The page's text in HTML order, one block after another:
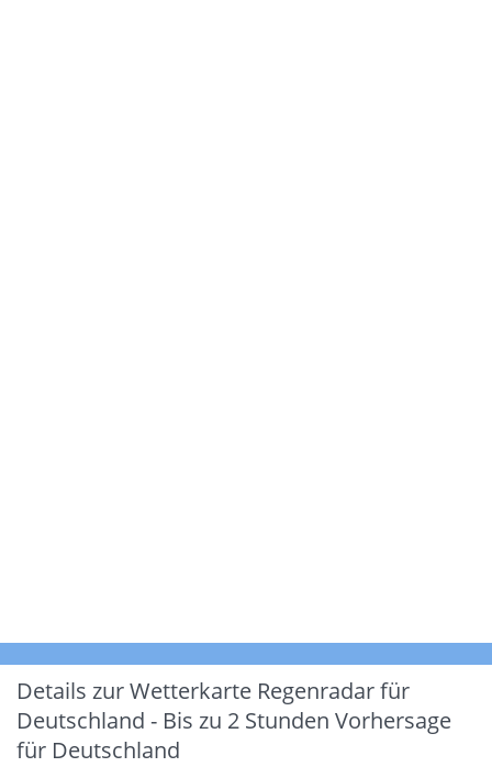
Details zur Wetterkarte Regenradar für
Deutschland - Bis zu 2 Stunden Vorhersage
für Deutschland